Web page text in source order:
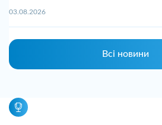
03.08.2026
Всі новини